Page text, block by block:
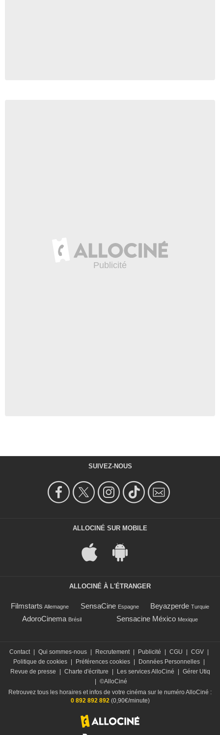
SUIVEZ-NOUS
ALLOCINÉ SUR MOBILE
ALLOCINÉ À L'ÉTRANGER
Filmstarts Allemagne SensaCine Espagne Beyazperde Turquie
AdoroCinema Brésil Sensacine México Mexique
Contact Qui sommes-nous Recrutement Publicité CGU CGV
Politique de cookies
Préférences cookies Données Personnelles
Revue de presse
Charte d'écriture Les services AlloCiné
Gérer Utiq
©AlloCiné
Retrouvez tous les horaires et infos de votre cinéma sur le numéro AlloCiné :
0 892 892 892(0,90€/minute)